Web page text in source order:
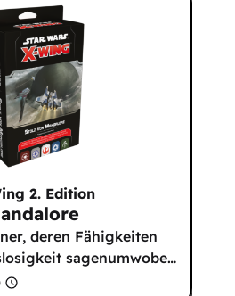
2. Edition
deren Fähigkeiten
sagenumwobe…